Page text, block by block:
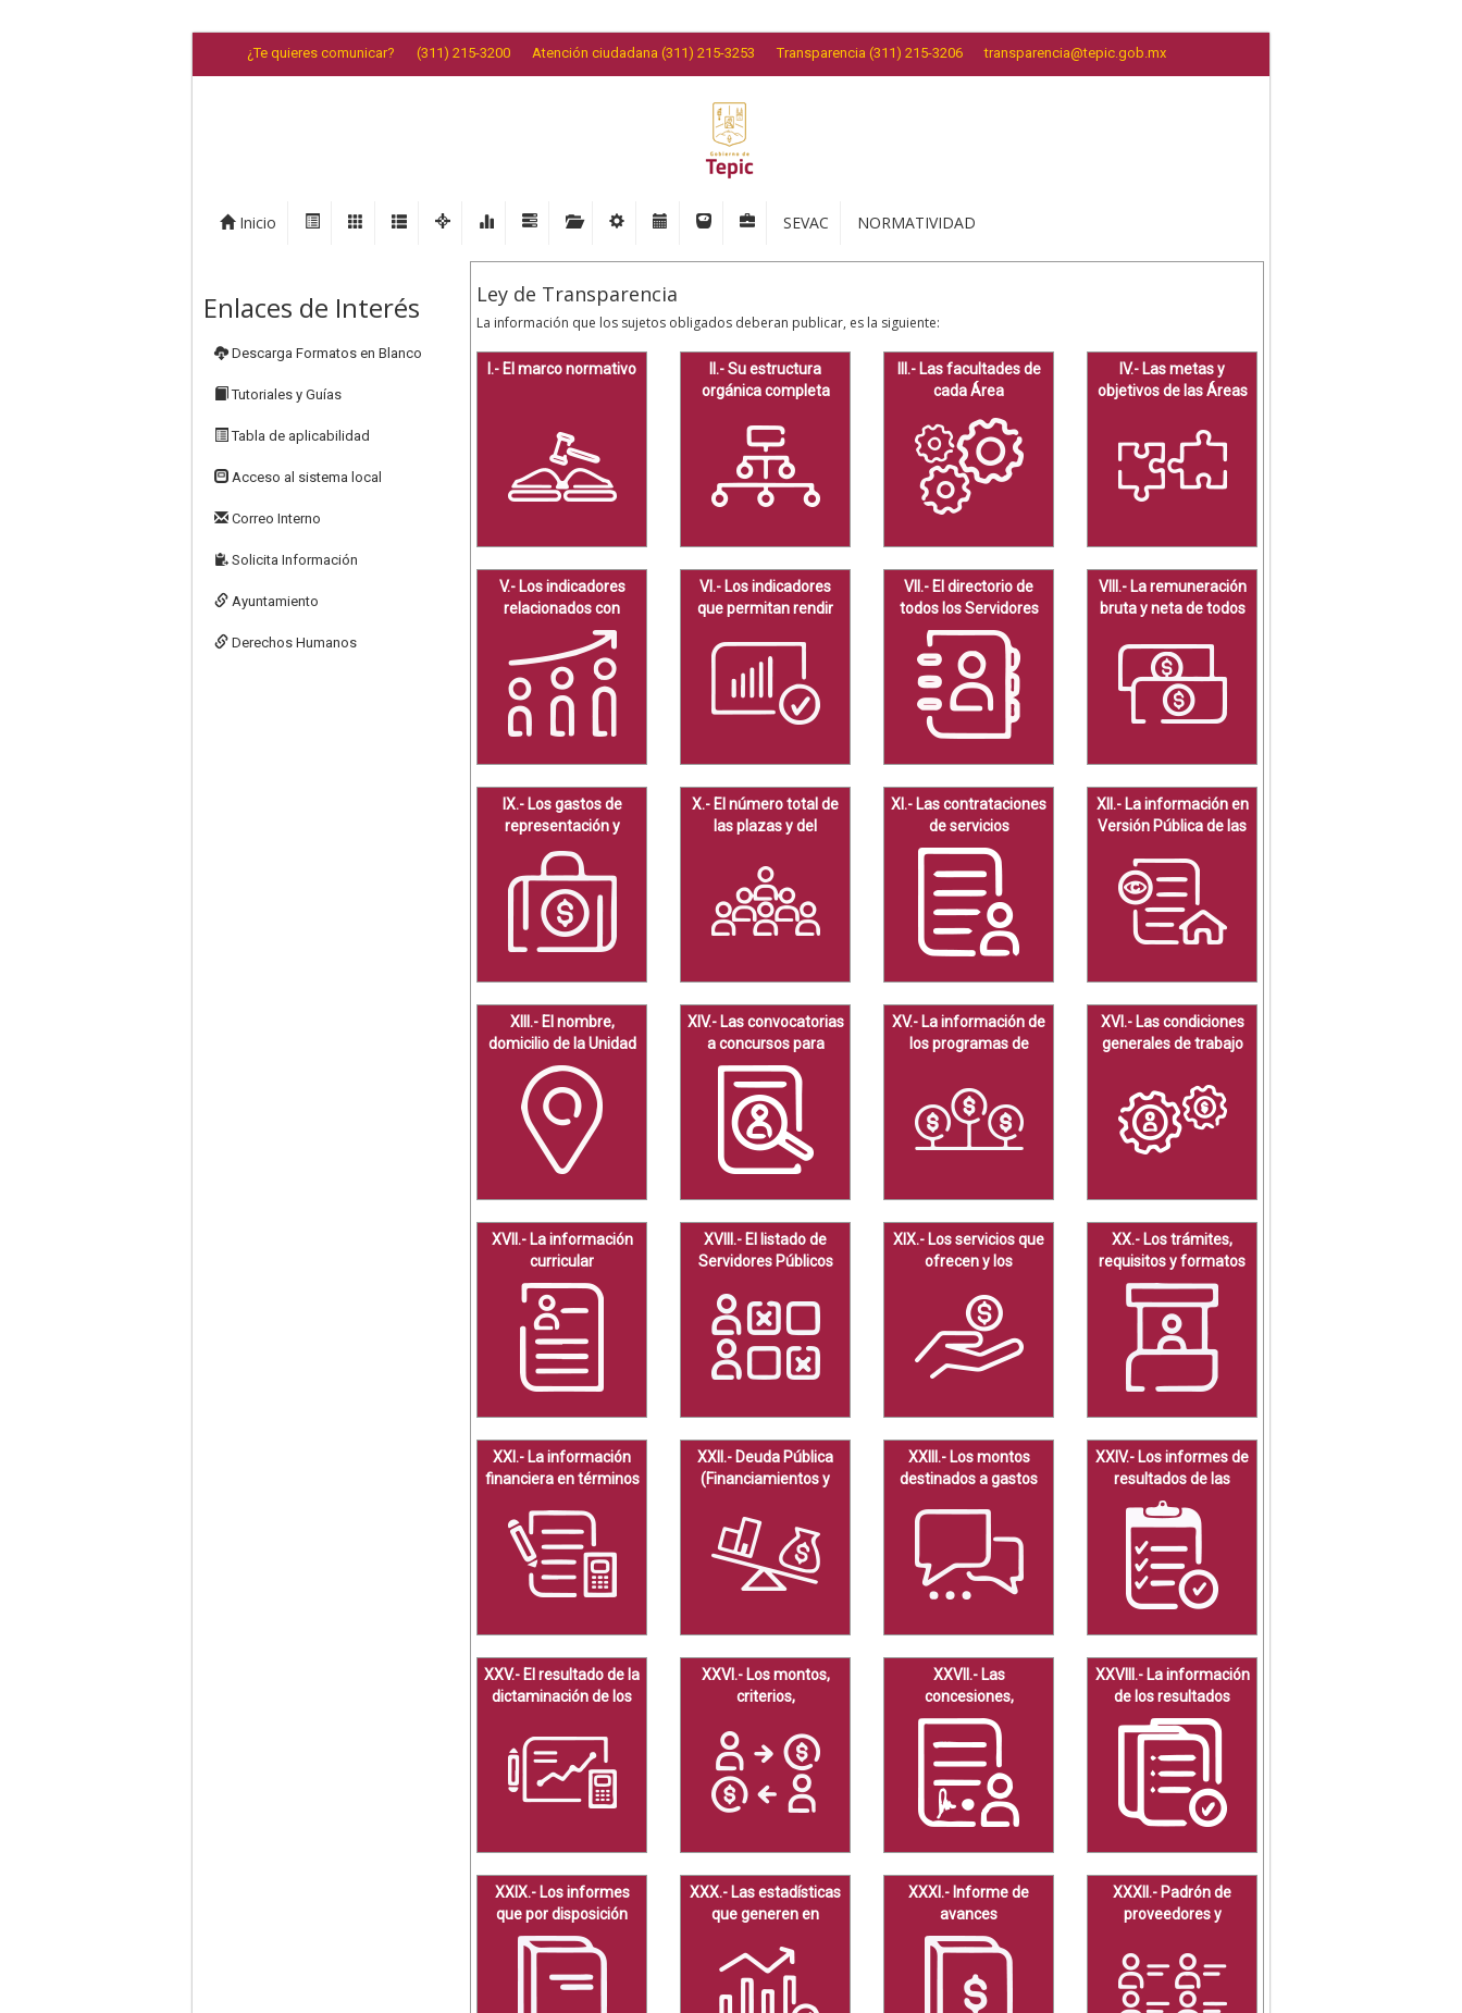
¿Te quieres comunicar? (311) 215-3200 Atención ciudadana (311) 215-3253 Transparencia (311) 215-3206 transparencia@tepic.gob.mx
Inicio SEVAC NORMATIVIDAD
Enlaces de Interés
Descarga Formatos en Blanco
Tutoriales y Guías
Tabla de aplicabilidad
Acceso al sistema local
Correo Interno
Solicita Información
Ayuntamiento
Derechos Humanos
Ley de Transparencia
La información que los sujetos obligados deberan publicar, es la siguiente:
I.- El marco normativo
II.- Su estructura
orgánica completa
III.- Las facultades de
cada Área
IV.- Las metas y
objetivos de las Áreas
V.- Los indicadores
relacionados con
temas de interés
público o
trascendencia social
VI.- Los indicadores
que permitan rendir
objetivos y resultados
VII.- El directorio de
todos los Servidores
Públicos
VIII.- La remuneración
bruta y neta de todos
de base o de
confianza
IX.- Los gastos de
representación y
viáticos
X.- El número total de
las plazas y del
confianza
XI.- Las contrataciones
de servicios
profesionales por
honorarios.
XII.- La información en
Versión Pública de las
patrimoniales de los
Servidores Públicos.
XIII.- El nombre,
domicilio de la Unidad
de Transparencia y de
los servidores públicos
encargados del
Comité de
Transparencia.
XIV.- Las convocatorias
a concursos para
ocupar cargos públicos
y los resultados de los
mismos
XV.- La información de
los programas de
aportaciones y apoyos.
XVI.- Las condiciones
generales de trabajo
XVII.- La información
curricular
XVIII.- El listado de
Servidores Públicos
administrativas
XIX.- Los servicios que
ofrecen y los
administra
XX.- Los trámites,
requisitos y formatos
que ofrecen.
XXI.- La información
financiera en términos
Contabilidad
Gubernamental.
XXII.- Deuda Pública
(Financiamientos y
contraídas)
XXIII.- Los montos
destinados a gastos
comunicación social y
publicidad oficial.
XXIV.- Los informes de
resultados de las
auditorías.
XXV.- El resultado de la
dictaminación de los
XXVI.- Los montos,
criterios,
de personas físicas o
morales.
XXVII.- Las
concesiones,
contratos, convenios,
permisos, licencias o
autorizaciones
otorgados.
XXVIII.- La información
de los resultados
sobre procedimientos
de adjudicación
directa, invitación
restringida y licitación.
XXIX.- Los informes
que por disposición
legal generen los
sujetos obligados.
XXX.- Las estadísticas
que generen en
facultades,
competencias o
funciones con la
XXXI.- Informe de
avances
programáticos o
presupuestales,
balances generales y
su estado financiero.
XXXII.- Padrón de
proveedores y